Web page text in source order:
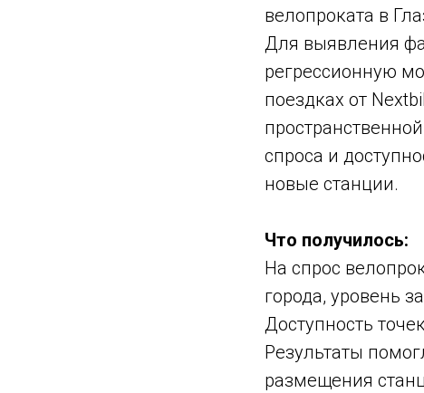
велопроката в
Для выявления
регрессионную
поездках от
спроса и
новые станции.
Что получилось:
На спрос
города, уровень
Доступность
Результаты
размещения